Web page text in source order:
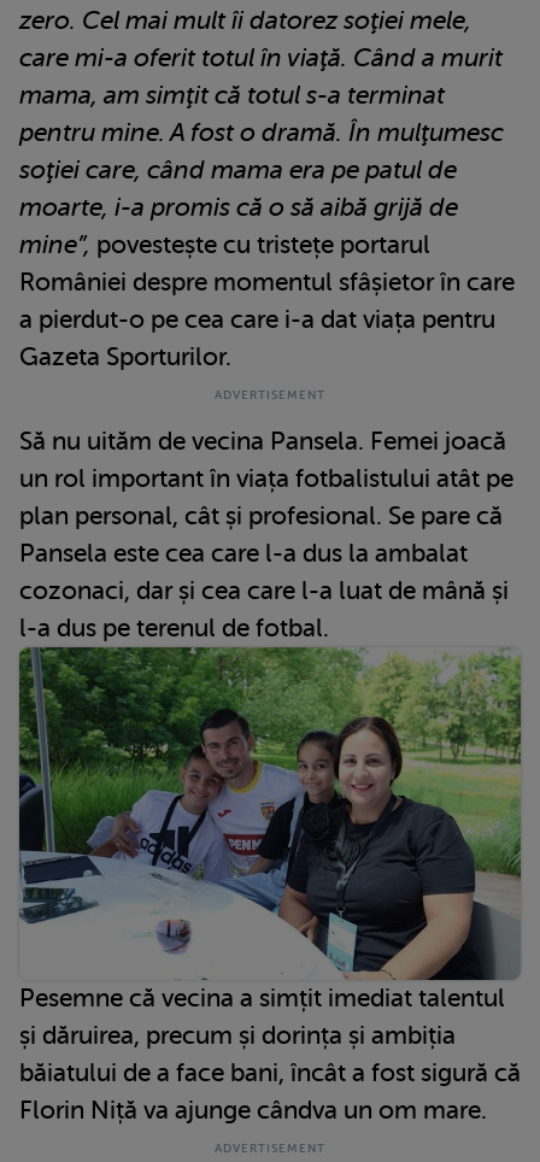
zero. Cel mai mult îi datorez soţiei mele,
care mi-a oferit totul în viaţă. Când a murit
mama, am simţit că totul s-a terminat
pentru mine. A fost o dramă. În mulţumesc
soţiei care, când mama era pe patul de
moarte, i-a promis că o să aibă grijă de
mine”, povestește cu tristețe portarul
României despre momentul sfâșietor în care
a pierdut-o pe cea care i-a dat viața pentru
Gazeta Sporturilor.
Să nu uităm de vecina Pansela. Femei joacă
un rol important în viața fotbalistului atât pe
plan personal, cât și profesional. Se pare că
Pansela este cea care l-a dus la ambalat
cozonaci, dar și cea care l-a luat de mână și
l-a dus pe terenul de fotbal.
Pesemne că vecina a simțit imediat talentul
și dăruirea, precum și dorința și ambiția
băiatului de a face bani, încât a fost sigură că
Florin Niță va ajunge cândva un om mare.